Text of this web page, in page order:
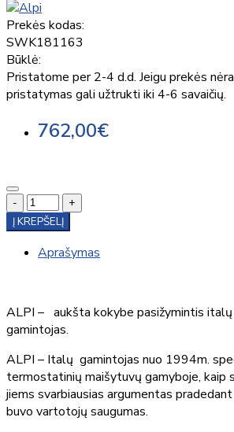
Prekės kodas:
SWK181163
Būklė:
Pristatome per 2-4 d.d. Jeigu prekės
pristatymas gali užtrukti iki 4-6 savaičių.
762,00€
-
+
Į KREPŠELĮ
Aprašymas
ALPI – aukšta kokybe pasižymintis
gamintojas.
ALPI – Italų gamintojas nuo 1994m.
termostatinių maišytuvų gamyboje, kaip
jiems svarbiausias argumentas
buvo vartotojų saugumas.